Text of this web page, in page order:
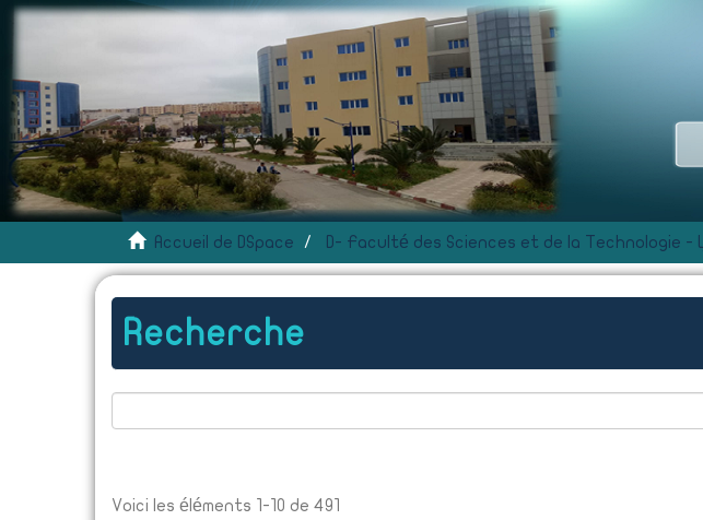
Accueil de DSpace
Recherche
Voici les éléments 1-10 de 491